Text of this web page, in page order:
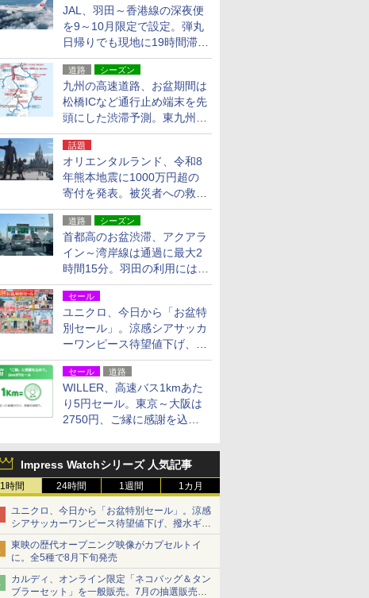
JAL、羽田～香港線の深夜便
を9～10月限定で設定。弾丸
日帰りでも現地に19時間滞在
できる
道路 シーズン
九州の高速道路、お盆期間は
松橋ICなど通行止め端末を先
頭にした渋滞予測。東九州道
への迂回は料金調整を実施
話題
オリエンタルランド、令和8
年熊本地震に1000万円超の
寄付を発表。被災者への救援
活動・復旧支援
道路 シーズン
首都高のお盆渋滞、アクアラ
イン～湾岸線は通過に最大2
時間15分。羽田の利用には
「空港西出口」の利用検討を
セール
ユニクロ、今日から「お盆特
別セール」。涼感シアサッカ
ーワンピース待望値下げ、撥
水ギアショーツは1990円に
セール 道路
WILLER、高速バス1kmあた
り5円セール。東京～大阪は
2750円、ご縁に感謝を込め
Impress Watchシリーズ 人気記事
1時間 24時間 1週間 1カ月
ユニクロ、今日から「お盆特別セール」。涼感
シアサッカーワンピース待望値下げ、撥水ギア
ショーツは1990円に
東映の歴代オープニング映像がカプセルトイ
に。全5種で8月下旬発売
カルディ、オンライン限定「ネコバッグ＆タン
ブラーセット」を一般販売。7月の抽選販売の